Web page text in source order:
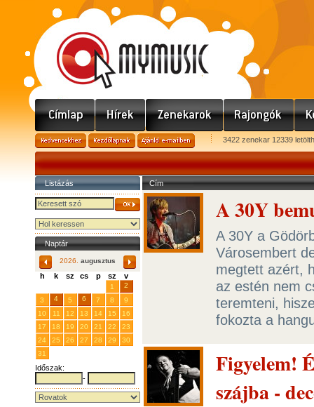
3422 zenekar 12339
Listázás
Naptár
2026. augusztus
h k sz cs p sz v
1
2
3
4 5 6 7 8
9
10
11 12 13 14 15
16
17
18 19 20 21 22
23
24
25 26 27 28 29
30
31
Időszak:
-
Cím
A 30Y
A 30Y a
Városembert
megtett azért,
az estén nem
teremteni,
fokozta a
Figyelem!
szájba -